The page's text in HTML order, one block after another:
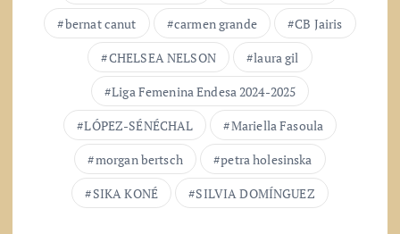
bernat canut
carmen grande
CB Jairis
CHELSEA NELSON
laura gil
Liga Femenina Endesa 2024-2025
LÓPEZ-SÉNÉCHAL
Mariella Fasoula
morgan bertsch
petra holesinska
SIKA KONÉ
SILVIA DOMÍNGUEZ